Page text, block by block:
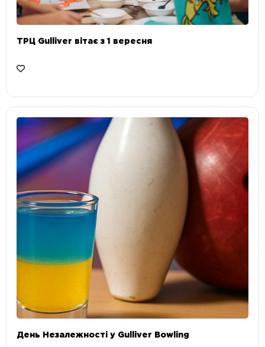
ТРЦ Gulliver вітає з 1 вересня
День Незалежності у Gulliver Bowling